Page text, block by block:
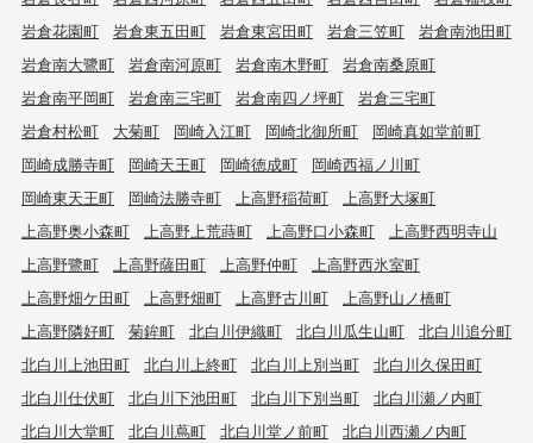
岩倉花園町
岩倉東五田町 岩倉東宮田町 岩倉三笠町
岩倉南池田町
岩倉南大鷺町
岩倉南河原町 岩倉南木野町
岩倉南桑原町
岩倉南平岡町
岩倉南三宅町 岩倉南四ノ坪町
岩倉三宅町
岩倉村松町
大菊町 岡崎入江町 岡崎北御所町
岡崎真如堂前町
岡崎成勝寺町
岡崎天王町 岡崎徳成町
岡崎西福ノ川町
岡崎東天王町
岡崎法勝寺町 上高野稲荷町
上高野大塚町
上高野奥小森町
上高野上荒蒔町 上高野口小森町
上高野西明寺山
上高野鷺町
上高野薩田町 上高野仲町
上高野西氷室町
上高野畑ケ田町
上高野畑町 上高野古川町
上高野山ノ橋町
上高野隣好町
菊鉾町 北白川伊織町 北白川瓜生山町
北白川追分町
北白川上池田町
北白川上終町 北白川上別当町
北白川久保田町
北白川仕伏町
北白川下池田町 北白川下別当町
北白川瀬ノ内町
北白川大堂町
北白川蔦町 北白川堂ノ前町
北白川西瀬ノ内町